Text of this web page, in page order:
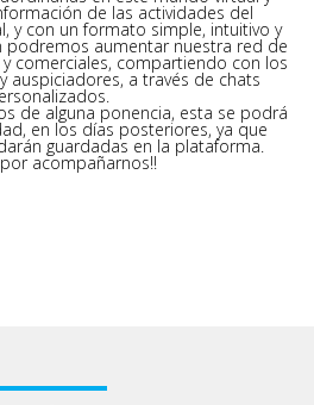
de las actividades del
y con un formato simple, intuitivo y
podremos aumentar nuestra red de
comerciales, compartiendo con los
auspiciadores, a través de chats
de alguna ponencia, esta se podrá
en los días posteriores, ya que
guardadas en la plataforma.
acompañarnos!!